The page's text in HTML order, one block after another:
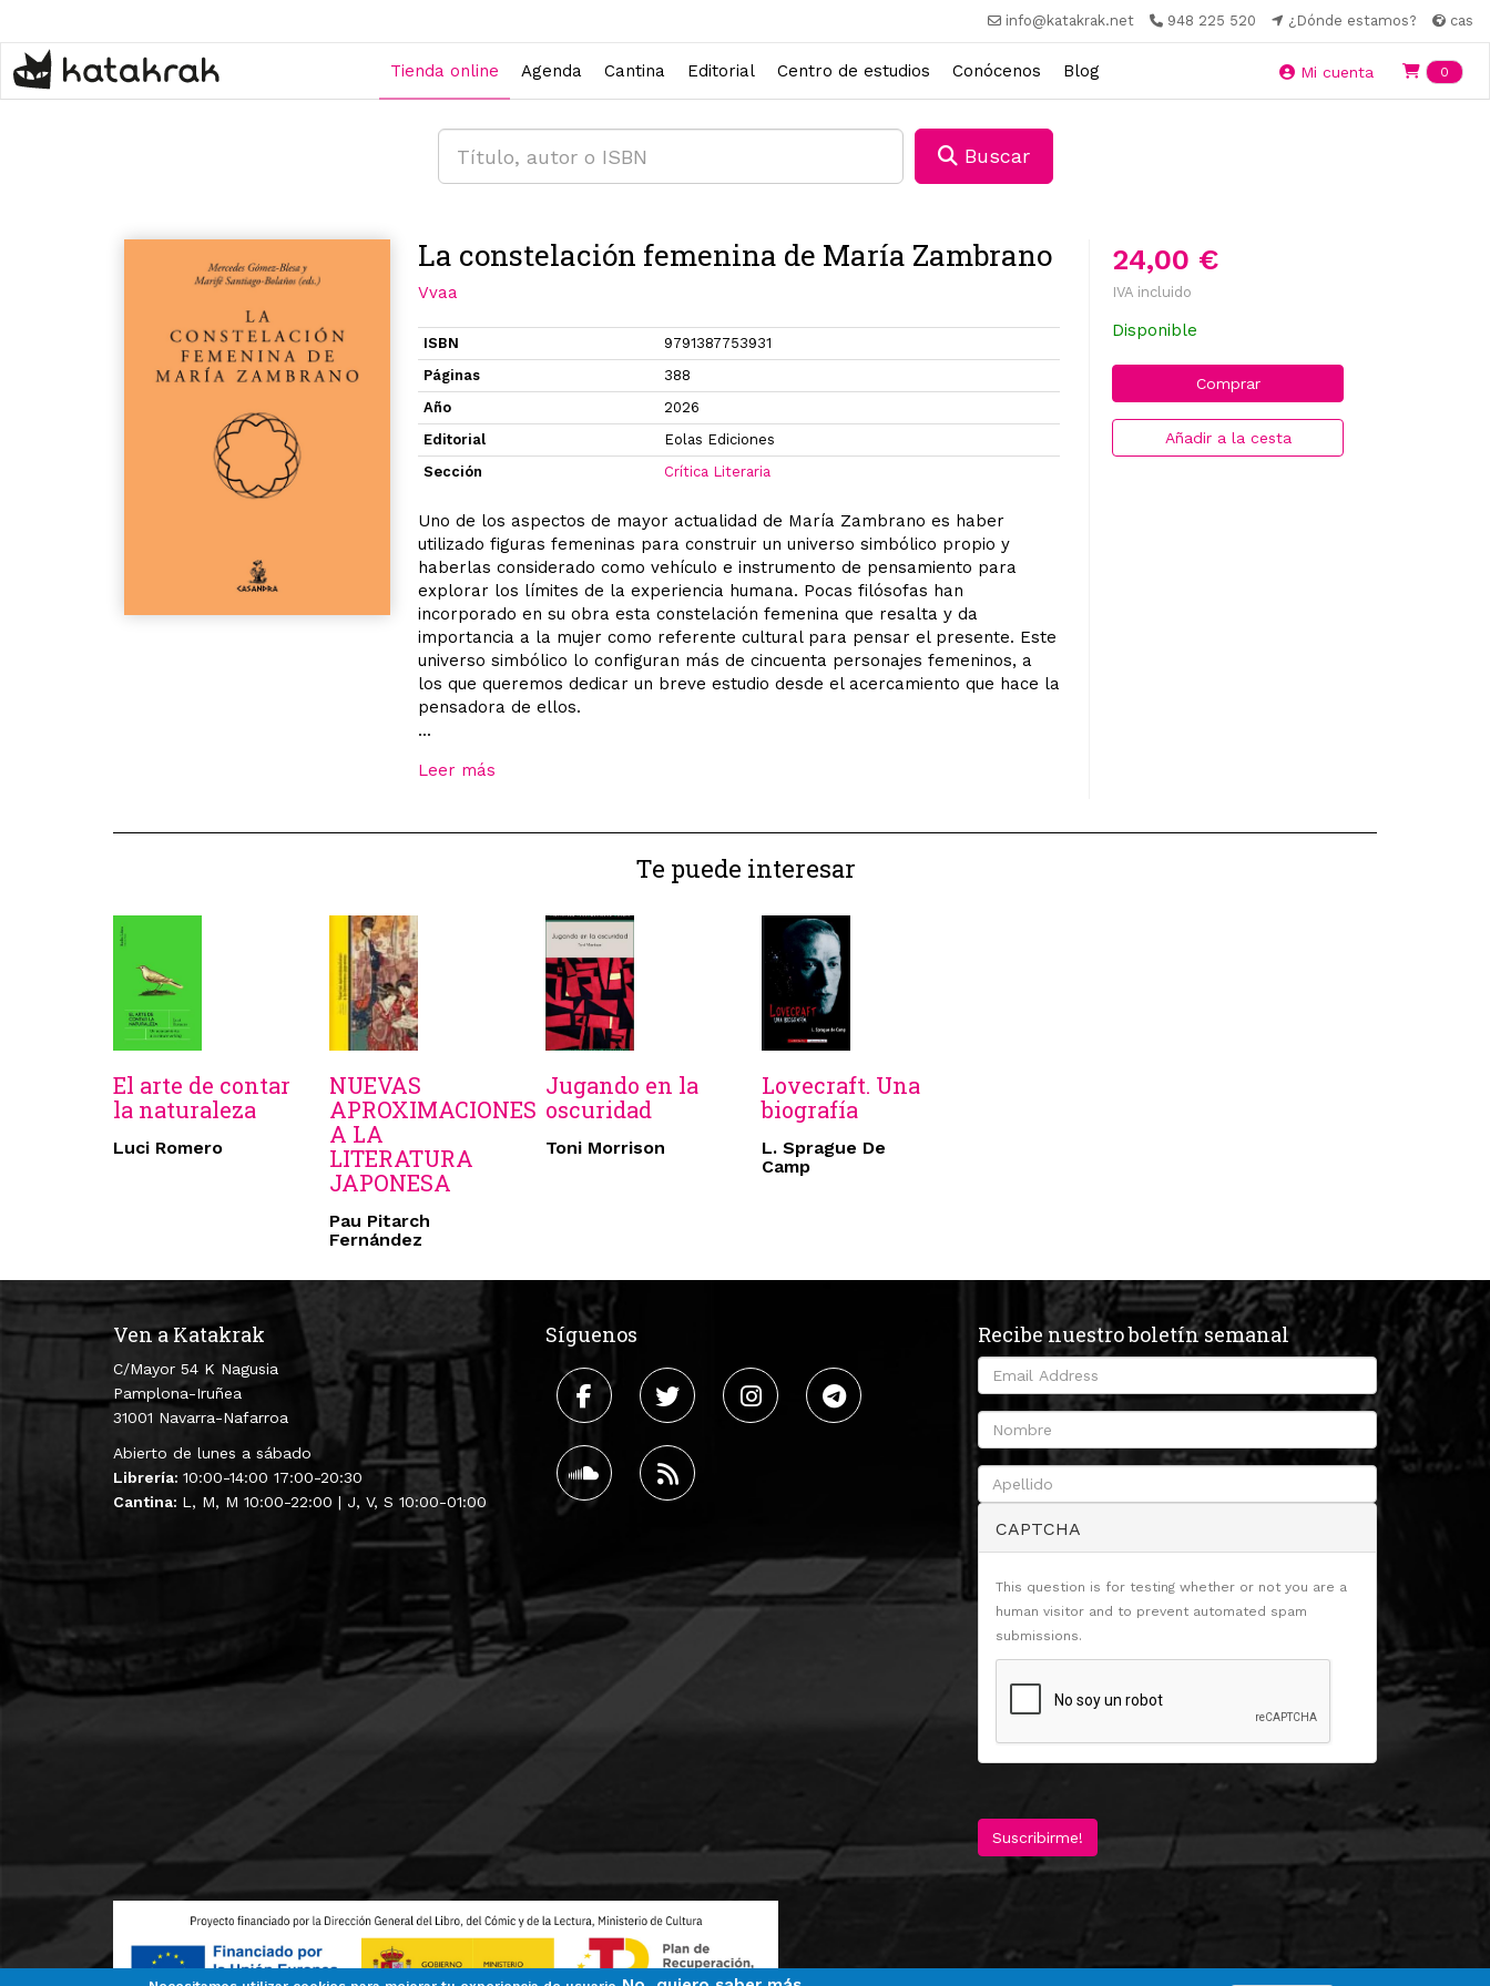
contenido
principal
info@katakrak.net 948 225 520 ¿Dónde estamos? cas
Tienda online Agenda Cantina Editorial Centro de estudios Conócenos Blog Mi cuenta 0
Buscar
24,00 €
IVA incluido
Disponible
Comprar
Añadir a la cesta
La constelación femenina de María Zambrano
Vvaa
ISBN
9791387753931
Páginas
388
Año
2026
Editorial
Eolas Ediciones
Sección
Crítica Literaria
Uno de los aspectos de mayor actualidad de María Zambrano es haber
utilizado figuras femeninas para construir un universo simbólico propio y
haberlas considerado como vehículo e instrumento de pensamiento para
explorar los límites de la experiencia humana. Pocas filósofas han
incorporado en su obra esta constelación femenina que resalta y da
importancia a la mujer como referente cultural para pensar el presente. Este
universo simbólico lo configuran más de cincuenta personajes femeninos, a
los que queremos dedicar un breve estudio desde el acercamiento que hace la
pensadora de ellos.
...
Leer más
Te puede interesar
El arte de contar
la naturaleza
Luci Romero
NUEVAS
APROXIMACIONES
A LA
LITERATURA
JAPONESA
Pau Pitarch
Fernández
Jugando en la
oscuridad
Toni Morrison
Lovecraft. Una
biografía
L. Sprague De
Camp
Ven a Katakrak
C/Mayor 54 K Nagusia
Pamplona-Iruñea
31001 Navarra-Nafarroa
Abierto de lunes a sábado
Librería: 10:00-14:00 17:00-20:30
Cantina: L, M, M 10:00-22:00 | J, V, S 10:00-01:00
Síguenos Recibe nuestro boletín semanal
CAPTCHA
This question is for testing whether or not you are a
human visitor and to prevent automated spam
submissions.
Suscribirme!